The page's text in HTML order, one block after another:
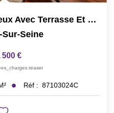
Neuilly : 80 M² Lumineux Avec Terrasse Et Vue Sans Vis-À-Vis
Seine
500 €
Réf : 87103024C